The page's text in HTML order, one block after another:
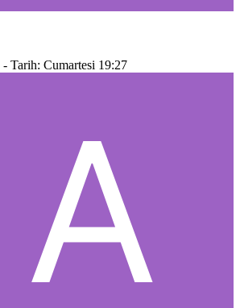
- Tarih: Cumartesi 19:27